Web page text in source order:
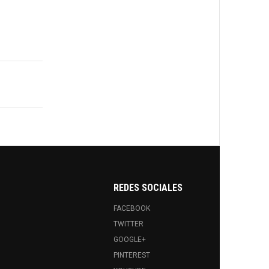
REDES SOCIALES
FACEBOOK
TWITTER
GOOGLE+
PINTEREST